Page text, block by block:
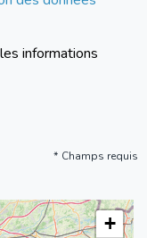
Champs requis
informations
+